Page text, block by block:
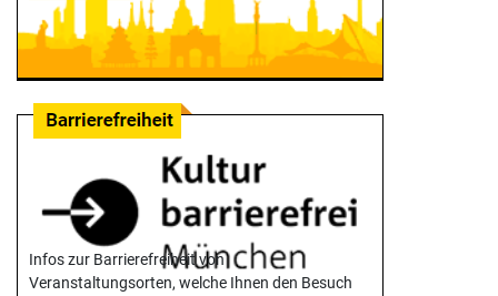
Infos zur Barrierefreiheit von
Veranstaltungsorten, welche Ihnen den Besuch